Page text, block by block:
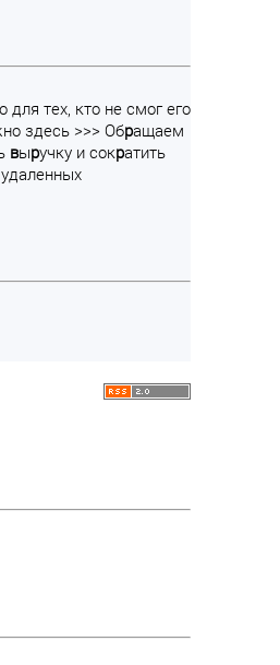
тех, кто не смог его
здесь >>> Обращаем
выручку и сократить